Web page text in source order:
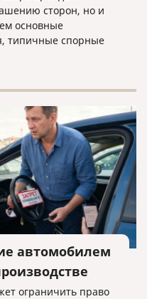
сторон, но и
основные
типичные спорные
автомобилем
ограничить право